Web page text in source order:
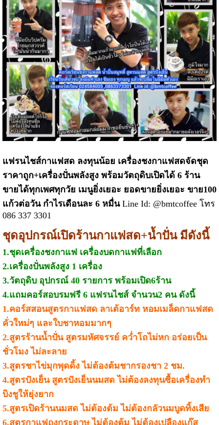
แฟรนไชส์กาแฟสด ลงทุนน้อย เครื่องชงกาแฟสดจัดชุด
ราคาถูก+เครื่องปั่นพลังสูง พร้อมวัตถุดิบเปิดได้ 6 ร้าน
ขายได้ทุกเพศทุกวัย เมนูยิ่งเยอะ ยอดขายยิ่งเยอะ ขาย100
แก้วต่อวัน กำไรเดือนละ 6 หมื่นLine Id: @bmtcoffee โทร
086 337 3301
ชุดอุปกรณ์เปิดร้านกาแฟสด+น้ำปั่น มีดังนี้
1.ชุดเครื่องชงกาแฟ เครื่องบดกาแฟที่เลือก
2.เครื่องปั่นพลังสูง 1 เครื่อง
3.วัตถุดิบ อุปกรณ์ 40 รายการ พร้อมเปิด6ร้าน
4.แถมคอร์สอบรมฟรี 6 แฟรนไชส์ จำนวน2 คน ดังนี้
1.คอร์สสอนสูตรกาแฟสด ลาเต้อาร์ท หอมเมล็ดกาแฟสด
คั่วใหม่ๆ และใบชาหอมมากๆ
2.สูตรร้านน้ำปั่น สูตรมหัศจรรย์ คว่ำโถไม่หก อร่อยเป็น
ชั่วโมง ไม่ละลาย
3.สูตรชาไข่มุกพุดดิ้ง ไม่ต้องต้มชากรองชา 2 ชม.
4.สูตรปังเย็น สูตรปังเย็นนมสด ไม่ต้องลงทุนซื้อเครื่องทำ
บิงชูให้ยุ่งยาก
5.สูตรเปิดร้านนมสด ไม่ต้องต้ม ไม่ต้องกลัวนมบูดทิ้งเสีย
6.สูตรกาแฟถุงกระดาษ ไม่ต้องต้ม ไม่ต้องเปลืองแก๊ส